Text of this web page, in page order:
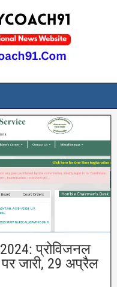
प्रोविजनल
जारी, 29 अप्रैल